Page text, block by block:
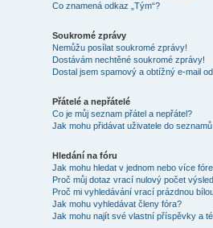
Co znamená odkaz „Tým“?
Soukromé zprávy
Nemůžu posílat soukromé zprávy!
Dostávám nechtěné soukromé zprávy!
Dostal jsem spamový a obtížný e-mail
Přátelé a nepřátelé
Co je můj seznam přátel a nepřátel?
Jak mohu přidávat uživatele do
Hledání na fóru
Jak mohu hledat v jednom nebo více
Proč můj dotaz vrací nulový počet
Proč mi vyhledávání vrací prázdnou
Jak mohu vyhledávat členy fóra?
Jak mohu najít své vlastní příspěvky a